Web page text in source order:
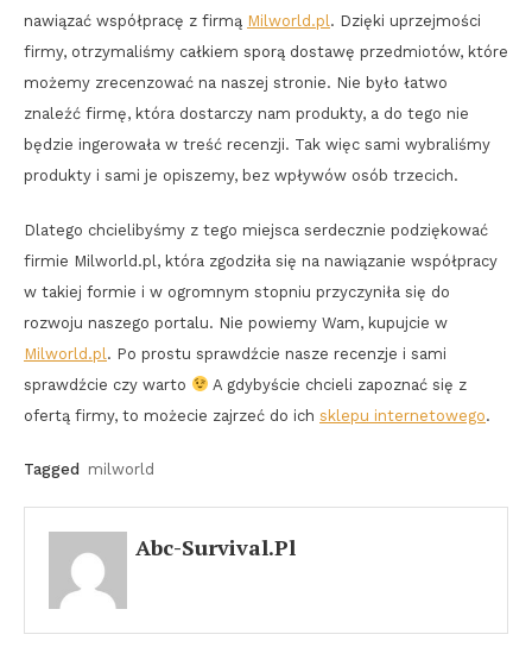
nawiązać współpracę z firmą Milworld.pl . Dzięki uprzejmości
firmy, otrzymaliśmy całkiem sporą dostawę przedmiotów, które
możemy zrecenzować na naszej stronie. Nie było łatwo
znaleźć firmę, która dostarczy nam produkty, a do tego nie
będzie ingerowała w treść recenzji. Tak więc sami wybraliśmy
produkty i sami je opiszemy, bez wpływów osób trzecich.
Dlatego chcielibyśmy z tego miejsca serdecznie podziękować
firmie Milworld.pl, która zgodziła się na nawiązanie współpracy
w takiej formie i w ogromnym stopniu przyczyniła się do
rozwoju naszego portalu. Nie powiemy Wam, kupujcie w
Milworld.pl . Po prostu sprawdźcie nasze recenzje i sami
sprawdźcie czy warto
A gdybyście chcieli zapoznać się z
ofertą firmy, to możecie zajrzeć do ich sklepu internetowego.
Tagged milworld
Abc-Survival.pl